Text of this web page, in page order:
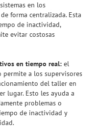
en los
forma centralizada. Esta
de inactividad,
evitar costosas
en tiempo real: el
permite a los supervisores
del taller en
lugar. Esto les ayuda a
problemas o
de inactividad y